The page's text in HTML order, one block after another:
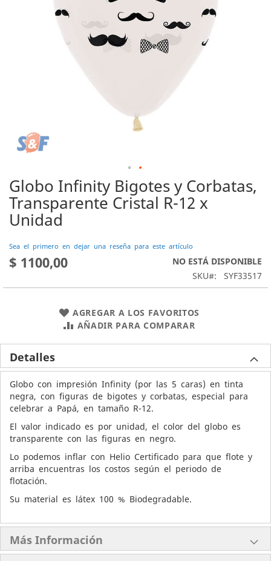
Globo Infinity Bigotes y Corbatas,
Transparente Cristal R-12 x
Unidad
Sea el primero en dejar una reseña para este artículo
$ 1100,00 NO ESTÁ DISPONIBLE
SKU SYF33517
AGREGAR A LOS FAVORITOS
AÑADIR PARA COMPARAR
Saltar
comienzo
galería
de
imágenes
Detalles
Globo con impresión Infinity (por las 5 caras) en tinta
negra, con figuras de bigotes y corbatas, especial para
celebrar a Papá, en tamaño R-12.
El valor indicado es por unidad, el color del globo es
transparente con las figuras en negro.
Lo podemos inflar con Helio Certificado para que flote y
arriba encuentras los costos según el periodo de
flotación.
Su material es látex 100 % Biodegradable.
Más Información